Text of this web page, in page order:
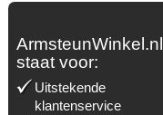
ArmsteunWinkel.nl
staat voor:
Uitstekende
klantenservice